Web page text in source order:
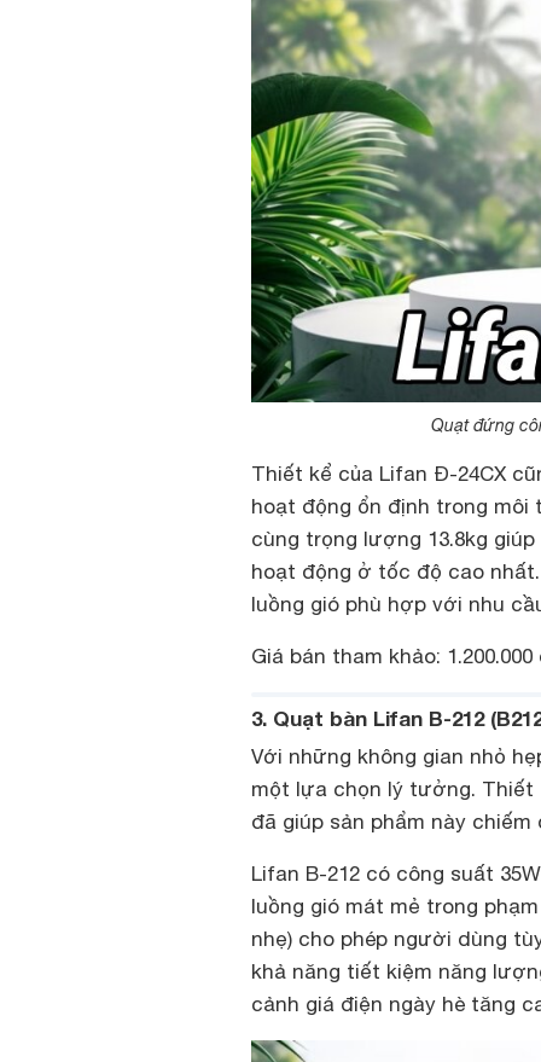
Quạt đứng
Thiết kể của Lifan Đ-24CX
hoạt động ổn định trong môi
cùng trọng lượng 13.8kg
hoạt động ở tốc độ cao
luồng gió phù hợp với nhu
Giá bán tham khảo: 1.200.000
3. Quạt bàn Lifan B-212
Với những không gian nhỏ
một lựa chọn lý tưởng. Thiết
đã giúp sản phẩm này
Lifan B-212 có công suất
luồng gió mát mẻ trong
nhẹ) cho phép người dùng
khả năng tiết kiệm năng
cảnh giá điện ngày hè tăng